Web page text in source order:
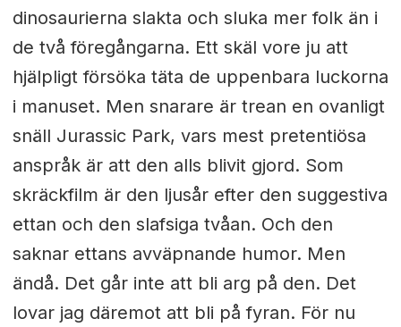
dinosaurierna slakta och sluka mer folk än i
de två föregångarna. Ett skäl vore ju att
hjälpligt försöka täta de uppenbara luckorna
i manuset. Men snarare är trean en ovanligt
snäll Jurassic Park, vars mest pretentiösa
anspråk är att den alls blivit gjord. Som
skräckfilm är den ljusår efter den suggestiva
ettan och den slafsiga tvåan. Och den
saknar ettans avväpnande humor. Men
ändå. Det går inte att bli arg på den. Det
lovar jag däremot att bli på fyran. För nu